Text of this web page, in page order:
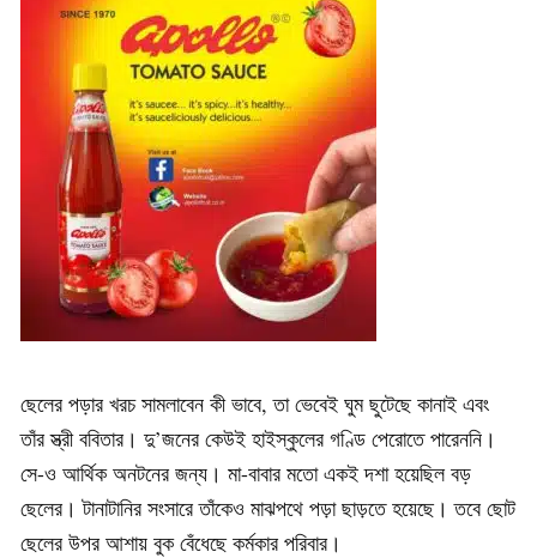
ছেলের পড়ার খরচ সামলাবেন কী ভাবে, তা ভেবেই ঘুম ছুটেছে কানাই এবং
তাঁর স্ত্রী ববিতার। দু’জনের কেউই হাইস্কুলের গণ্ডি পেরোতে পারেননি।
সে-ও আর্থিক অনটনের জন্য। মা-বাবার মতো একই দশা হয়েছিল বড়
ছেলের। টানাটানির সংসারে তাঁকেও মাঝপথে পড়া ছাড়তে হয়েছে। তবে ছোট
ছেলের উপর আশায় বুক বেঁধেছে কর্মকার পরিবার।